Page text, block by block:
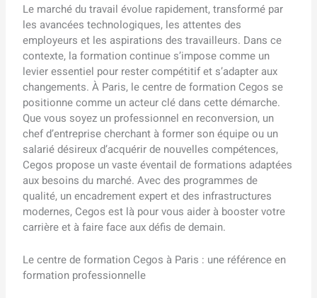
Le marché du travail évolue rapidement, transformé par
les avancées technologiques, les attentes des
employeurs et les aspirations des travailleurs. Dans ce
contexte, la formation continue s’impose comme un
levier essentiel pour rester compétitif et s’adapter aux
changements. À Paris, le centre de formation Cegos se
positionne comme un acteur clé dans cette démarche.
Que vous soyez un professionnel en reconversion, un
chef d’entreprise cherchant à former son équipe ou un
salarié désireux d’acquérir de nouvelles compétences,
Cegos propose un vaste éventail de formations adaptées
aux besoins du marché. Avec des programmes de
qualité, un encadrement expert et des infrastructures
modernes, Cegos est là pour vous aider à booster votre
carrière et à faire face aux défis de demain.
Le centre de formation Cegos à Paris : une référence en
formation professionnelle